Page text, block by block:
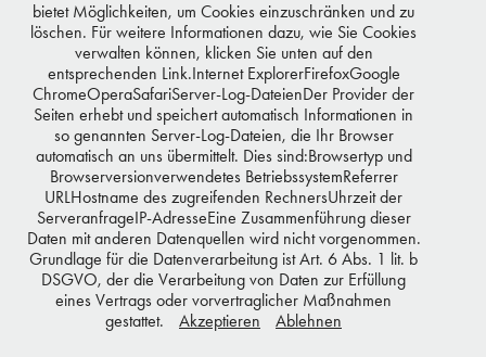
You may also like
ROLF SCHEIDER
© 2026 MAYK AZZATO - ALL RIGHTS RESERVED
bietet Möglichkeiten, um Cookies einzuschränken und zu
löschen. Für weitere Informationen dazu, wie Sie Cookies
verwalten können, klicken Sie unten auf den
entsprechenden Link.Internet ExplorerFirefoxGoogle
ChromeOperaSafariServer-Log-DateienDer Provider der
Seiten erhebt und speichert automatisch Informationen in
so genannten Server-Log-Dateien, die Ihr Browser
automatisch an uns übermittelt. Dies sind:Browsertyp und
Browserversionverwendetes BetriebssystemReferrer
URLHostname des zugreifenden RechnersUhrzeit der
ServeranfrageIP-AdresseEine Zusammenführung dieser
Daten mit anderen Datenquellen wird nicht vorgenommen.
Grundlage für die Datenverarbeitung ist Art. 6 Abs. 1 lit. b
DSGVO, der die Verarbeitung von Daten zur Erfüllung
eines Vertrags oder vorvertraglicher Maßnahmen
gestattet.
Akzeptieren Ablehnen